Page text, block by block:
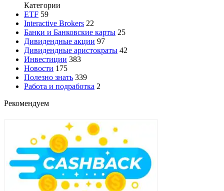
Категории
ETF 59
Interactive Brokers 22
Банки и Банковские карты 25
Дивидендные акции 97
Дивидендные аристократы 42
Инвестиции 383
Новости 175
Полезно знать 339
Работа и подработка 2
Рекомендуем